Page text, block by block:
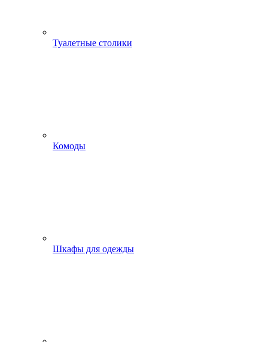
Туалетные столики
Комоды
Шкафы для одежды